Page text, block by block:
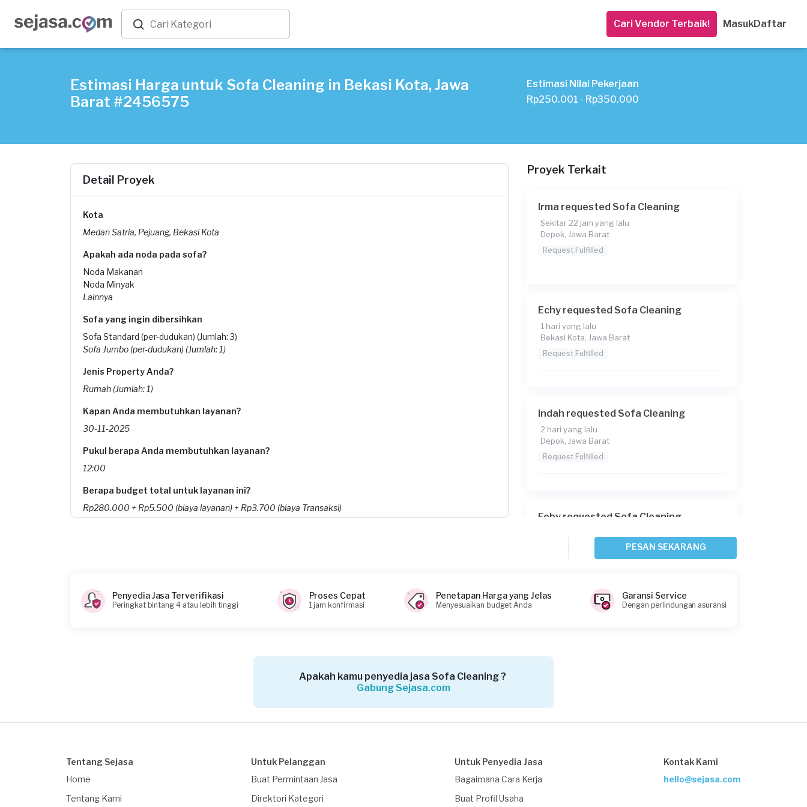
Cari Vendor Terbaik! MasukDaftar
Estimasi Harga untuk Sofa Cleaning in Bekasi Kota, Jawa
Barat #2456575
Estimasi Nilai Pekerjaan
Rp250.001 - Rp350.000
Detail Proyek
Kota
Medan Satria, Pejuang, Bekasi Kota
Apakah ada noda pada sofa?
Noda Makanan
Noda Minyak
Lainnya
Sofa yang ingin dibersihkan
Sofa Standard (per-dudukan) (Jumlah: 3)
Sofa Jumbo (per-dudukan) (Jumlah: 1)
Jenis Property Anda?
Rumah (Jumlah: 1)
Kapan Anda membutuhkan layanan?
30-11-2025
Pukul berapa Anda membutuhkan layanan?
12:00
Berapa budget total untuk layanan ini?
Rp280.000 + Rp5.500 (biaya layanan) + Rp3.700 (biaya Transaksi)
Proyek Terkait
Irma requested Sofa Cleaning
Sekitar 22 jam yang lalu
Depok, Jawa Barat
Request Fulfilled
Echy requested Sofa Cleaning
1 hari yang lalu
Bekasi Kota, Jawa Barat
Request Fulfilled
Indah requested Sofa Cleaning
2 hari yang lalu
Depok, Jawa Barat
Request Fulfilled
Feby requested Sofa Cleaning
Request Fulfilled
Evie requested Sofa Cleaning
PESAN SEKARANG
Penyedia Jasa Terverifikasi
Peringkat bintang 4 atau lebih tinggi
Proses Cepat
1 jam konfirmasi
Penetapan Harga yang Jelas
Menyesuaikan budget Anda
Garansi Service
Dengan perlindungan asuransi
Apakah kamu penyedia jasa Sofa Cleaning ?
Gabung Sejasa.com
Tentang Sejasa
Home
Tentang Kami
Untuk Pelanggan
Buat Permintaan Jasa
Direktori Kategori
Untuk Penyedia Jasa
Bagaimana Cara Kerja
Buat Profil Usaha
Kontak Kami
hello@sejasa.com